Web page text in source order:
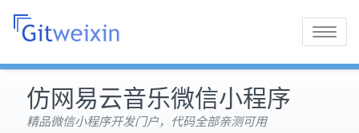
Toggle
仿网易云音乐微信小程序
精品微信小程序开发门户，代码全部亲测可用